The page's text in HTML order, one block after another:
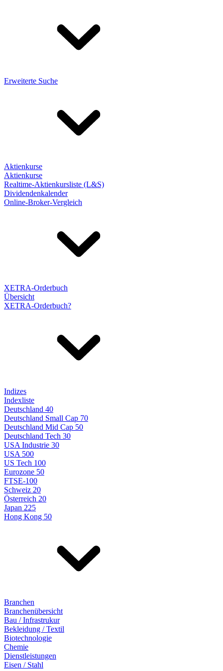
Erweiterte Suche
Aktienkurse
Aktienkurse
Realtime-Aktienkursliste (L&S)
Dividendenkalender
Online-Broker-Vergleich
XETRA-Orderbuch
Übersicht
XETRA-Orderbuch?
Indizes
Indexliste
Deutschland 40
Deutschland Small Cap 70
Deutschland Mid Cap 50
Deutschland Tech 30
USA Industrie 30
USA 500
US Tech 100
Eurozone 50
FTSE-100
Schweiz 20
Österreich 20
Japan 225
Hong Kong 50
Branchen
Branchenübersicht
Bau / Infrastrukur
Bekleidung / Textil
Biotechnologie
Chemie
Dienstleistungen
Eisen / Stahl